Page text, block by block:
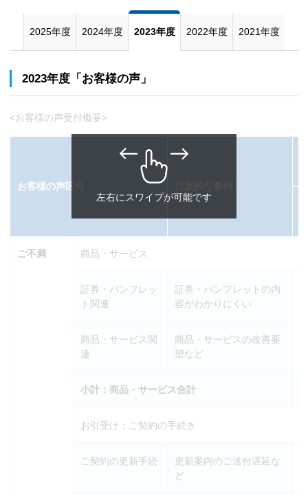
2025年度 2024年度 2023年度 2022年度 2021年度
2023年度「お客様の声」
左右にスワイプが可能です
<お客様の声受付概要>
お客様の声区分
ご不満 商品・サービス
証券・パンフレッ
ト関連
証券・パンフレットの内
容がわかりにくい
商品・サービス関
連
商品・サービスの改善要
望など
小計：商品・サービス合計
お引受け：ご契約の手続き
ご契約の更新手続
更新案内のご送付遅延な
ど